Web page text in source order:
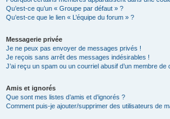
Qu’est-ce qu’un « Groupe par défaut » ?
Qu’est-ce que le lien « L’équipe du forum » ?
Messagerie privée
Je ne peux pas envoyer de messages privés !
Je reçois sans arrêt des messages indésirables !
J’ai reçu un spam ou un courriel abusif d’un membre de
Amis et ignorés
Que sont mes listes d’amis et d’ignorés ?
Comment puis-je ajouter/supprimer des utilisateurs de